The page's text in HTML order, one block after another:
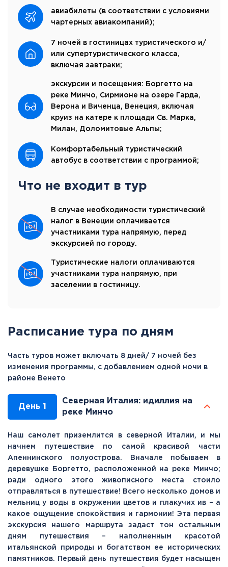
авиабилеты (в соответствии с условиями
чартерных авиакомпаний);
7 ночей в гостиницах туристического и/
или супертуристического класса,
включая завтраки;
экскурсии и посещения: Боргетто на
реке Минчо, Сирмионе на озере Гарда,
Верона и Виченца, Венеция, включая
круиз на катере к площади Св. Марка,
Милан, Доломитовые Альпы;
Комфортабельный туристический
автобус в соответствии с программой;
Что не входит в тур
В случае необходимости туристический
налог в Венеции оплачивается
участниками тура напрямую, перед
экскурсией по городу.
Туристические налоги оплачиваются
участниками тура напрямую, при
заселении в гостиницу.
Расписание тура по дням
Часть туров может включать 8 дней/ 7 ночей без
изменения программы, с добавлением одной ночи в
районе Венето
День 1
Северная Италия: идиллия на
реке Минчо
Наш самолет приземлится в северной Италии, и мы
начнем путешествие по самой красивой части
Апеннинского полуострова. Вначале побываем в
деревушке Боргетто, расположенной на реке Минчо;
ради одного этого живописного места стоило
отправляться в путешествие! Всего несколько домов и
мельниц у воды в окружении цветов и плакучих ив – а
какое ощущение спокойствия и гармонии! Эта первая
экскурсия нашего маршрута задаст тон остальным
дням путешествия – наполненным красотой
итальянской природы и богатством ее исторических
памятников. Первый день путешествия будет насыщен